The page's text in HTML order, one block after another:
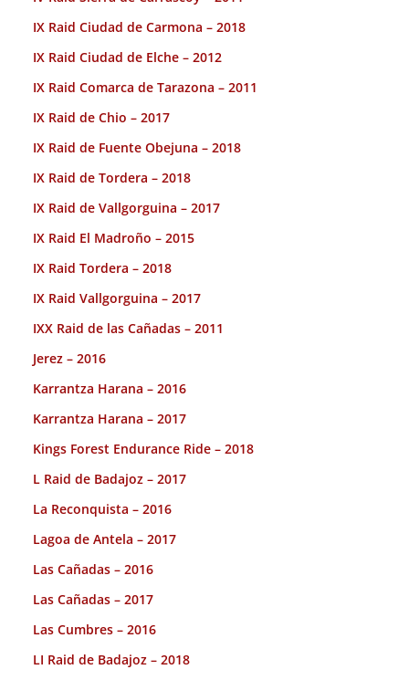
IX Raid Ciudad de Carmona – 2018
IX Raid Ciudad de Elche – 2012
IX Raid Comarca de Tarazona – 2011
IX Raid de Chio – 2017
IX Raid de Fuente Obejuna – 2018
IX Raid de Tordera – 2018
IX Raid de Vallgorguina – 2017
IX Raid El Madroño – 2015
IX Raid Tordera – 2018
IX Raid Vallgorguina – 2017
IXX Raid de las Cañadas – 2011
Jerez – 2016
Karrantza Harana – 2016
Karrantza Harana – 2017
Kings Forest Endurance Ride – 2018
L Raid de Badajoz – 2017
La Reconquista – 2016
Lagoa de Antela – 2017
Las Cañadas – 2016
Las Cañadas – 2017
Las Cumbres – 2016
LI Raid de Badajoz – 2018